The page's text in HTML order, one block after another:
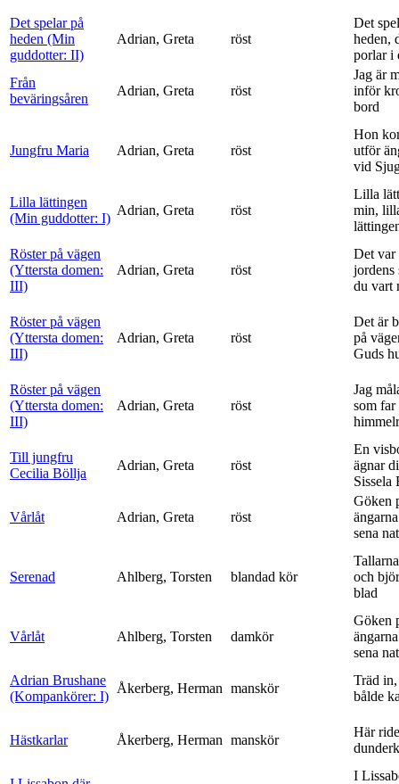
Det spelar på
heden (Min
guddotter: II)
Adrian, Greta röst
Det
heden,
porlar i
Från
beväringsåren
Adrian, Greta röst
Jag är
inför
bord
Jungfru Maria Adrian, Greta röst
Hon
utför
vid
Lilla lättingen
(Min guddotter: I)
Adrian, Greta röst
Lilla
min,
Röster på vägen
(Yttersta domen:
III)
Adrian, Greta röst
Det var
jordens
du vart
Röster på vägen
(Yttersta domen:
III)
Adrian, Greta röst
Det är
på
Guds
Röster på vägen
(Yttersta domen:
III)
Adrian, Greta röst
Jag
som
Till jungfru
Cecilia Böllja
Adrian, Greta röst
En
ägnar
Sissela
Vårlåt Adrian, Greta röst
Göken
sena
Serenad Ahlberg, Torsten blandad kör
och
blad
Vårlåt Ahlberg, Torsten damkör
Göken
sena
Adrian Brushane
(Kompankörer: I)
Åkerberg, Herman manskör
Träd
bålde
Hästkarlar Åkerberg, Herman manskör
Här
I